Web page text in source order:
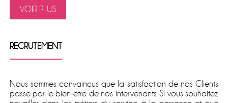
VOIR PLUS
RECRUTEMENT
Nous sommes convaincus que la satisfaction de nos Clients
passe par le bien-être de nos intervenants. Si vous souhaitez